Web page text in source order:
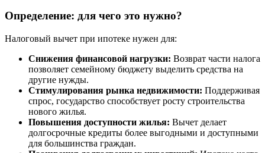
Определение: для чего это нужно?
Налоговый вычет при ипотеке нужен для:
Снижения финансовой нагрузки: Возврат части налога
позволяет семейному бюджету выделить средства на
другие нужды.
Стимулирования рынка недвижимости: Поддерживая
спрос, государство способствует росту строительства
нового жилья.
Повышения доступности жилья: Вычет делает
долгосрочные кредиты более выгодными и доступными
для большинства граждан.